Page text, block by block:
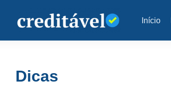
Início
Dicas